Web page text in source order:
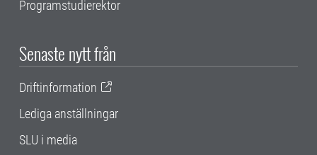
Programstudierektor
Senaste nytt från
Driftinformation
Lediga anställningar
SLU i media